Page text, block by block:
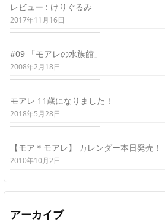
レビュー : けりぐるみ
2017年11月16日
#09 「モアレの水族館」
2008年2月18日
モアレ 11歳になりました！
2018年5月28日
【モア＊モアレ】 カレンダー本日発売！
2010年10月2日
アーカイブ